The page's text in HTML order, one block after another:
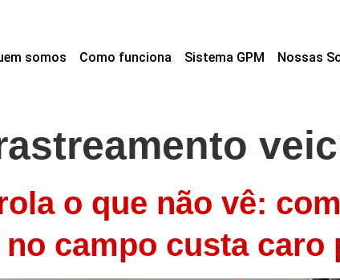
somos Como funciona Sistema GPM Nossas
o que não vê:
campo custa caro